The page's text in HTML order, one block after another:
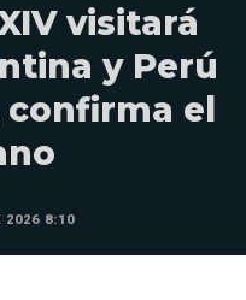
visitará
y Perú
confirma el
2026 8:10